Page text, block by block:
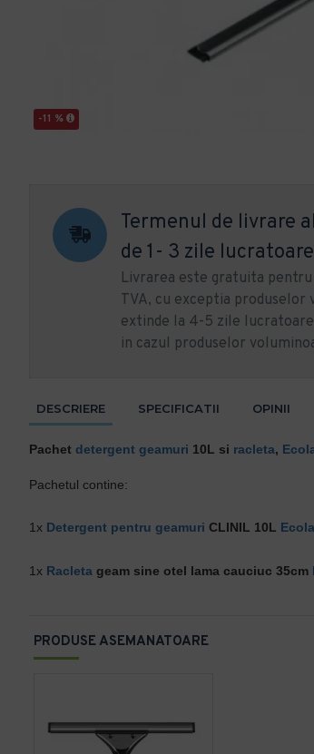
-11 %
Termenul de livrare
de 1- 3 zile
Livrarea este gratuita
TVA, cu exceptia
extinde la 4-5 zile
in cazul produselor
PRODUSE ASEMANATOARE
DESCRIERE SPECIFICATII OPINII
Pachet detergent geamuri 10L si racleta,
Pachetul contine:
1x Detergent pentru geamuri CLINIL 10L
1x Racleta geam sine otel lama cauciuc 35cm